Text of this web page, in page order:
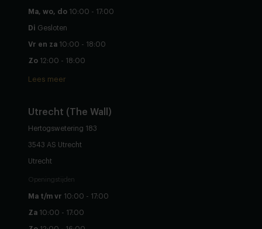
Ma, wo, do 10:00 - 17:00
Di Gesloten
Vr en za 10:00 - 18:00
Zo 12:00 - 18:00
Lees meer
Utrecht (The Wall)
Hertogswetering 183
3543 AS Utrecht
Utrecht
Openingstijden
Ma t/m vr 10:00 - 17:00
Za 10:00 - 17:00